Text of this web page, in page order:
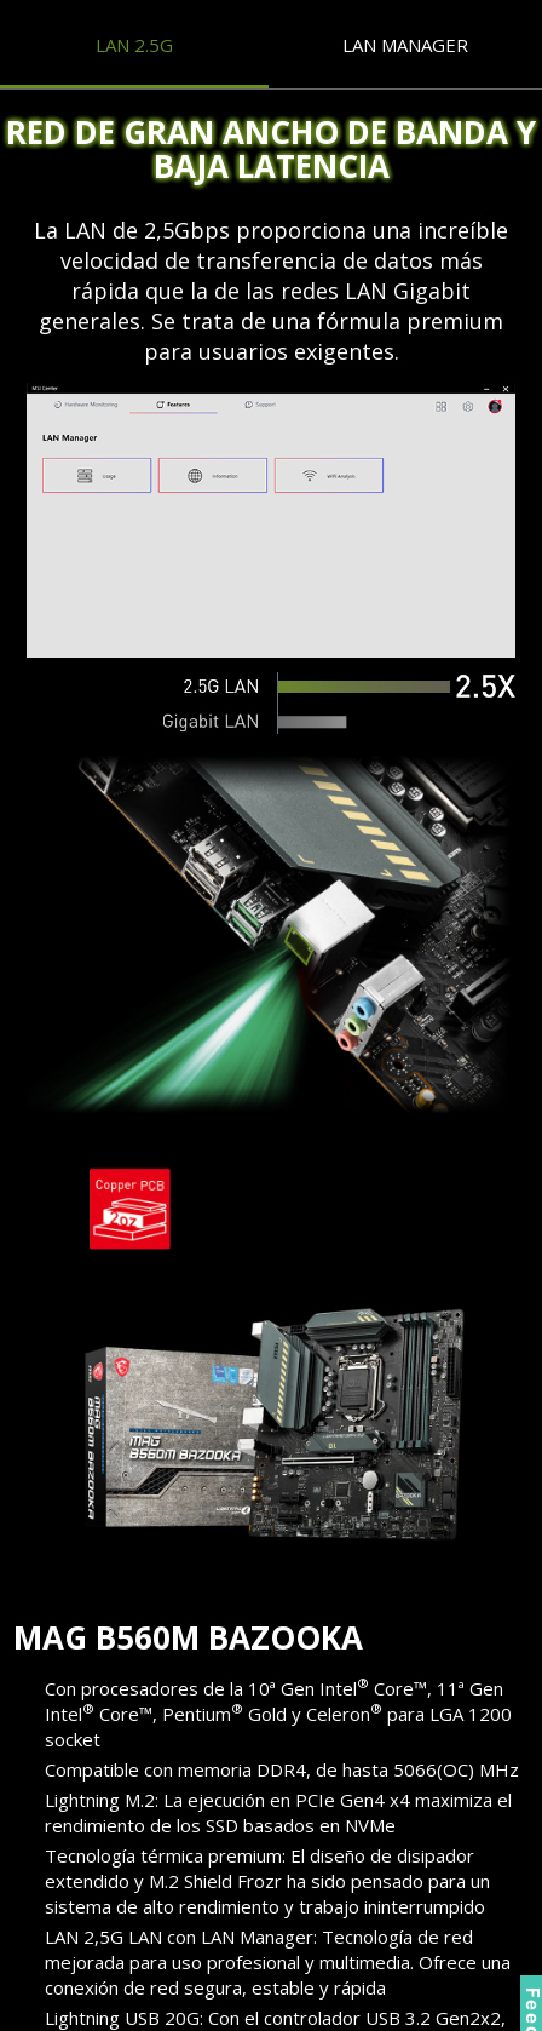
LAN 2.5G LAN MANAGER
RED DE GRAN ANCHO DE BANDA Y
BAJA LATENCIA
La LAN de 2,5Gbps proporciona una increíble
velocidad de transferencia de datos más
rápida que la de las redes LAN Gigabit
generales. Se trata de una fórmula premium
para usuarios exigentes.
MAG B560M BAZOOKA
Con procesadores de la 10ª Gen Intel® Core™, 11ª Gen
Intel® Core™, Pentium® Gold y Celeron® para LGA 1200
socket
Compatible con memoria DDR4, de hasta 5066(OC) MHz
Lightning M.2: La ejecución en PCIe Gen4 x4 maximiza el
rendimiento de los SSD basados en NVMe
Tecnología térmica premium: El diseño de disipador
extendido y M.2 Shield Frozr ha sido pensado para un
sistema de alto rendimiento y trabajo ininterrumpido
LAN 2,5G LAN con LAN Manager: Tecnología de red
mejorada para uso profesional y multimedia. Ofrece una
conexión de red segura, estable y rápida
Lightning USB 20G: Con el controlador USB 3.2 Gen2x2,